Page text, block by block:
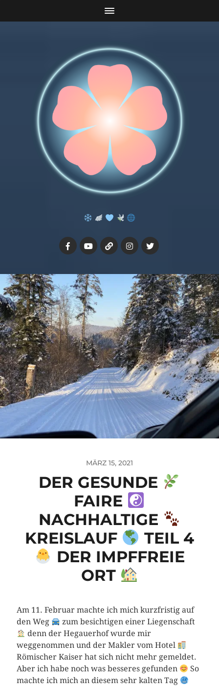
MÄRZ 15, 2021
DER GESUNDE
FAIRE
NACHHALTIGE
KREISLAUF
TEIL 4
DER IMPFFREIE
ORT
Am 11. Februar machte ich mich kurzfristig auf
den Weg
zum besichtigen einer Liegenschaft
denn der Hegauerhof wurde mir
weggenommen und der Makler vom Hotel
Römischer Kaiser hat sich nicht mehr gemeldet.
Aber ich habe noch was besseres gefunden
So
machte ich mich an diesem sehr kalten Tag